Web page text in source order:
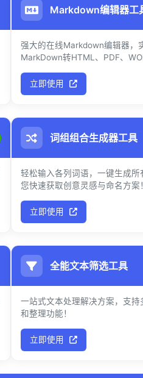
Markdown编辑器工
强大的在线Markdown编辑器，
MarkDown转HTML、PDF、
立即使用
词组组合生成器工具
轻松输入各列词语，一键生成
您快速获取创意灵感与命名方案！
立即使用
全能文本筛选工具
一站式文本处理解决方案，支
和整理功能！
立即使用